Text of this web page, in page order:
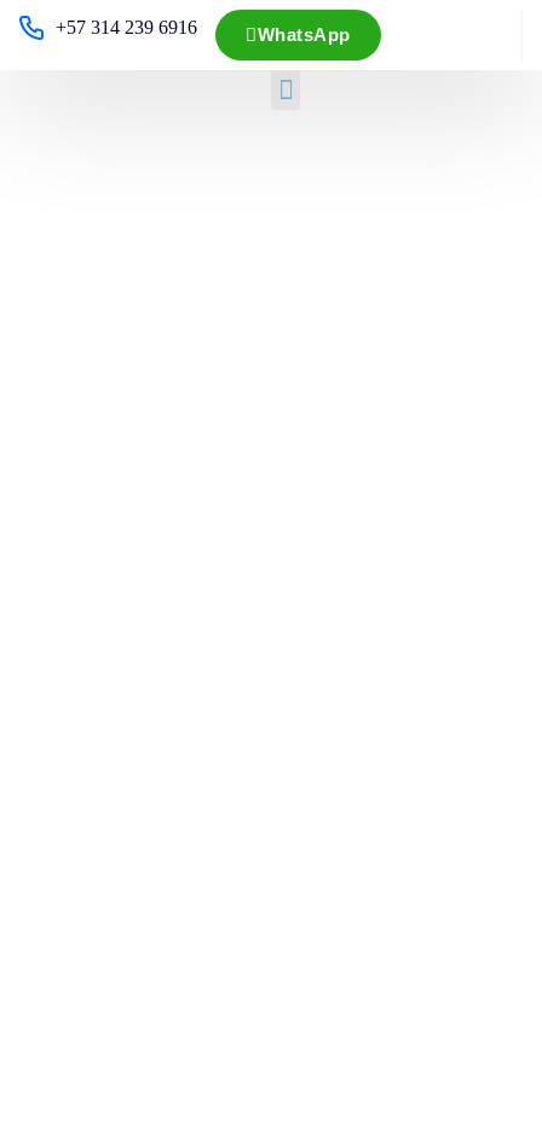
+57 314 239 6916 WhatsApp